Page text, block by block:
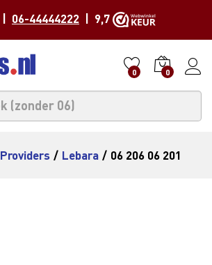
06-44444222 | 9,7
0 0
Providers / Lebara / 06 206 06 201